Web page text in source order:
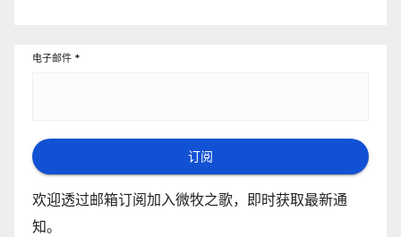
电子邮件 *
订阅
欢迎透过邮箱订阅加入微牧之歌，即时获取最新通
知。